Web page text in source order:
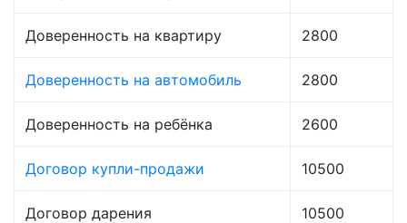
Доверенность на квартиру 2800
Доверенность на автомобиль 2800
Доверенность на ребёнка 2600
Договор купли-продажи 10500
Договор дарения 10500